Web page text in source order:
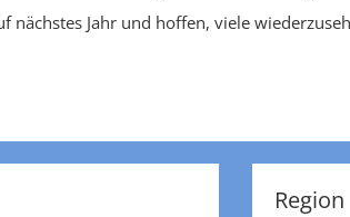
nächstes Jahr und hoffen, viele
Region